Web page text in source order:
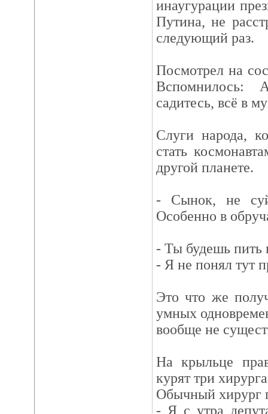
инаугурации
Путина, не
следующий раз.
Посмотрел на
садитесь, всё в
Слуги народа,
стать
другой планете.
- Сынок, не
Особенно в
- Ты будешь пить
- Я не понял тут
Это что же
умных
вообще не
На крыльце
курят три
Обычный хирург
- Я с утра